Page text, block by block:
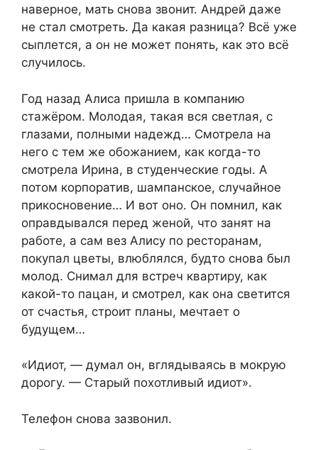
наверное, мать снова звонит. Андрей даже
не стал смотреть. Да какая разница? Всё уже
сыплется, а он не может понять, как это всё
случилось.
Год назад Алиса пришла в компанию
стажёром. Молодая, такая вся светлая, с
глазами, полными надежд… Смотрела на
него с тем же обожанием, как когда-то
смотрела Ирина, в студенческие годы. А
потом корпоратив, шампанское, случайное
прикосновение… И вот оно. Он помнил, как
оправдывался перед женой, что занят на
работе, а сам вез Алису по ресторанам,
покупал цветы, влюблялся, будто снова был
молод. Снимал для встреч квартиру, как
какой-то пацан, и смотрел, как она светится
от счастья, строит планы, мечтает о
будущем…
«Идиот, — думал он, вглядываясь в мокрую
дорогу. — Старый похотливый идиот».
Телефон снова зазвонил.